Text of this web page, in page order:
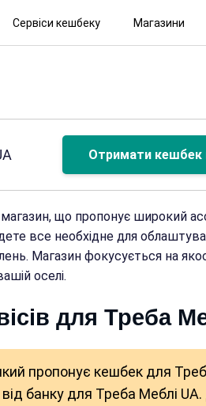
Сервіси кешбеку Магазини
Отримати кешбек
магазин, що пропонує широкий
все необхідне для
Магазин фокусується на
оселі.
для Треба
пропонує кешбек для
банку для Треба Меблі UA.